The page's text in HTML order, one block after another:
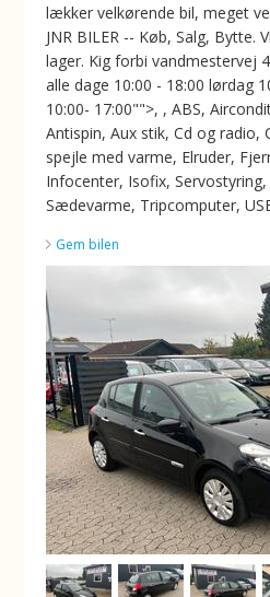
lækker velkørende bil, meget
JNR BILER -- Køb, Salg, Bytte.
lager. Kig forbi vandmestervej
alle dage 10:00 - 18:00 lørdag
10:00- 17:00"">, , ABS,
Antispin, Aux stik, Cd og radio,
spejle med varme, Elruder,
Infocenter, Isofix,
Sædevarme, Tripcomputer,
Gem bilen